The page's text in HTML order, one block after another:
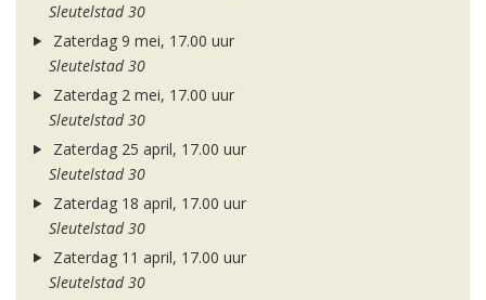
Sleutelstad 30
Zaterdag 9 mei, 17.00 uur
Sleutelstad 30
Zaterdag 2 mei, 17.00 uur
Sleutelstad 30
Zaterdag 25 april, 17.00 uur
Sleutelstad 30
Zaterdag 18 april, 17.00 uur
Sleutelstad 30
Zaterdag 11 april, 17.00 uur
Sleutelstad 30